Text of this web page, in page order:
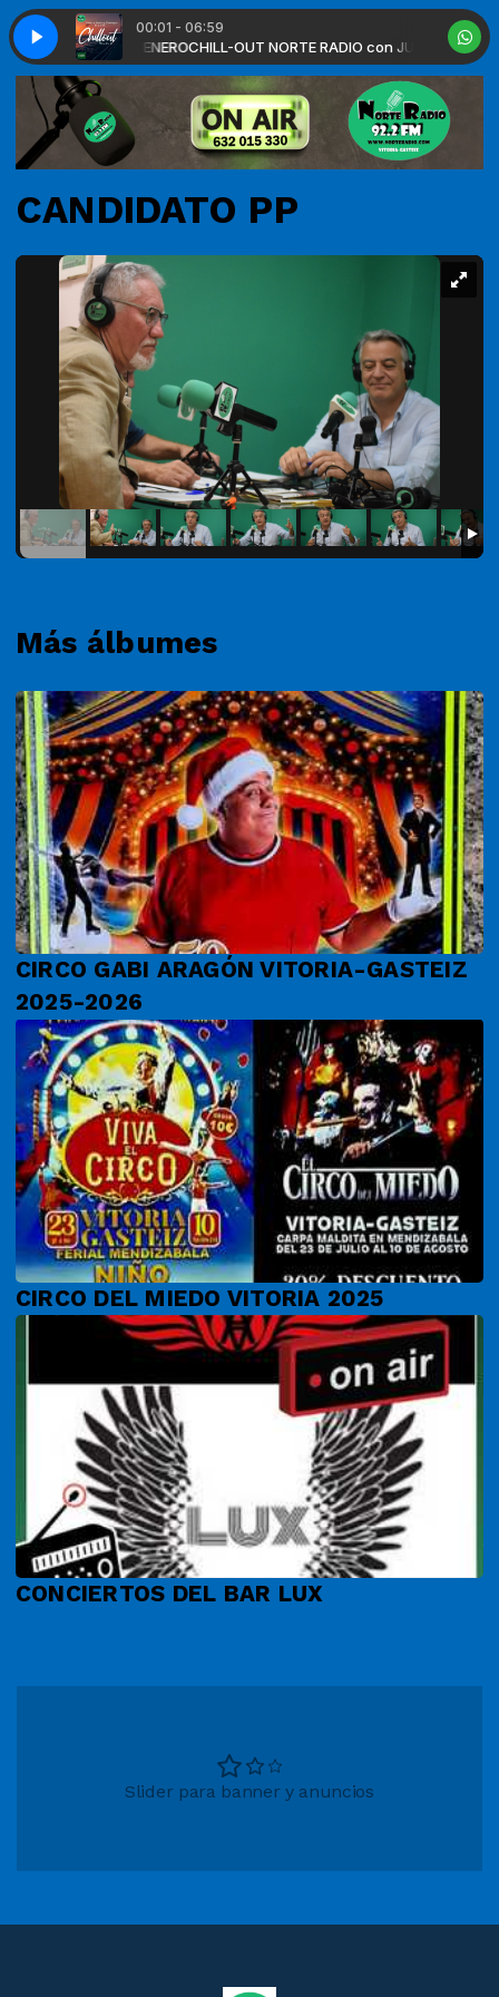
00:01 - 06:59
CARLOS COLMENEROCHILL-OUT NORTE RADIO con JUAN CARLOS
SubtituladoWoman in Love Barbra Streisand Subtitulado
CANDIDATO PP
Más álbumes
CIRCO GABI ARAGÓN VITORIA-GASTEIZ
2025-2026
CIRCO DEL MIEDO VITORIA 2025
CONCIERTOS DEL BAR LUX
Slider para banner y anuncios